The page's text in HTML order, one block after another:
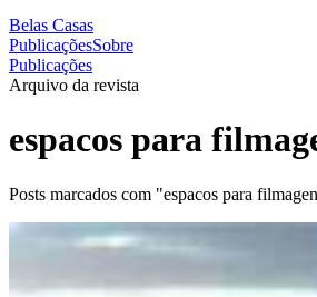
Belas Casas
PublicaçõesSobre
Publicações
Arquivo da revista
espacos para
Posts marcados com "espacos para